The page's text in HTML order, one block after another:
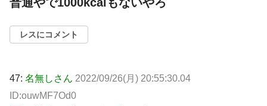
レスにコメント
47: 名無しさん 2022/09/26(月) 20:55:30.04
ID:ouwMF7Od0